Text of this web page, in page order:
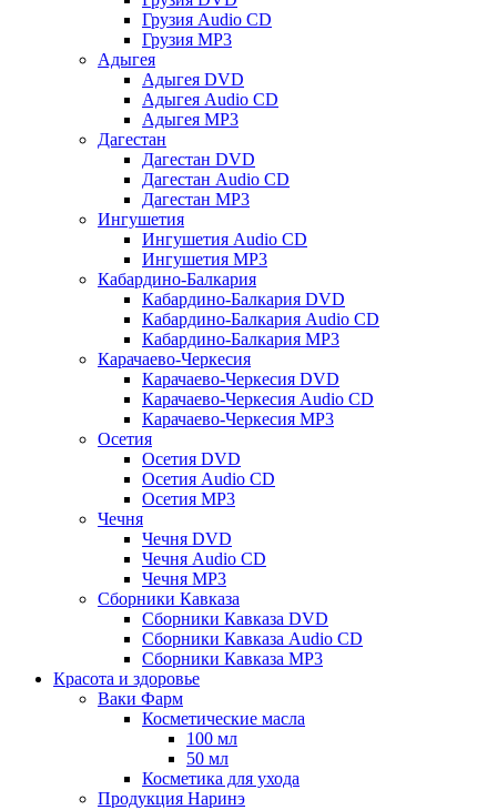
Грузия Audio CD
Грузия MP3
Адыгея
Адыгея DVD
Адыгея Audio CD
Адыгея MP3
Дагестан
Дагестан DVD
Дагестан Audio CD
Дагестан MP3
Ингушетия
Ингушетия Audio CD
Ингушетия MP3
Кабардино-Балкария
Кабардино-Балкария DVD
Кабардино-Балкария Audio CD
Кабардино-Балкария MP3
Карачаево-Черкесия
Карачаево-Черкесия DVD
Карачаево-Черкесия Audio CD
Карачаево-Черкесия MP3
Осетия
Осетия DVD
Осетия Audio CD
Осетия MP3
Чечня
Чечня DVD
Чечня Audio CD
Чечня MP3
Сборники Кавказа
Сборники Кавказа DVD
Сборники Кавказа Audio CD
Сборники Кавказа MP3
Красота и здоровье
Ваки Фарм
Косметические масла
100 мл
50 мл
Косметика для ухода
Продукция Наринэ